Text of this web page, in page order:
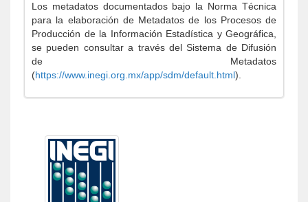
Los metadatos documentados bajo la Norma Técnica
para la elaboración de Metadatos de los Procesos de
Producción de la Información Estadística y Geográfica,
se pueden consultar a través del Sistema de Difusión
de Metadatos
(https://www.inegi.org.mx/app/sdm/default.html).